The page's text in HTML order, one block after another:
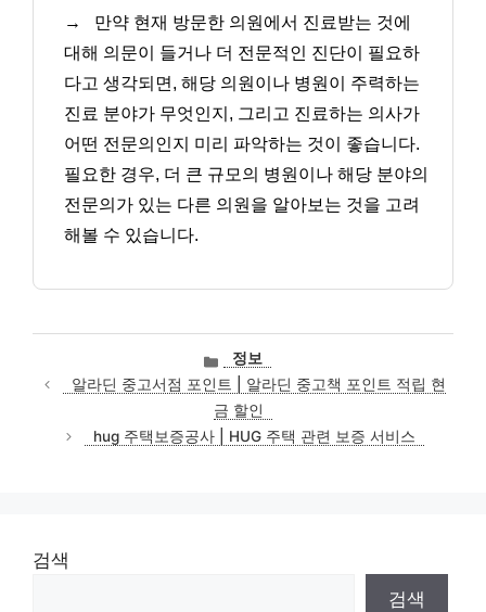
→
만약 현재 방문한 의원에서 진료받는 것에
대해 의문이 들거나 더 전문적인 진단이 필요하
다고 생각되면, 해당 의원이나 병원이 주력하는
진료 분야가 무엇인지, 그리고 진료하는 의사가
어떤 전문의인지 미리 파악하는 것이 좋습니다.
필요한 경우, 더 큰 규모의 병원이나 해당 분야의
전문의가 있는 다른 의원을 알아보는 것을 고려
해볼 수 있습니다.
카
테
고
리
정보
알라딘 중고서점 포인트 | 알라딘 중고책 포인트 적립 현
금 할인
hug 주택보증공사 | HUG 주택 관련 보증 서비스
검색
검색